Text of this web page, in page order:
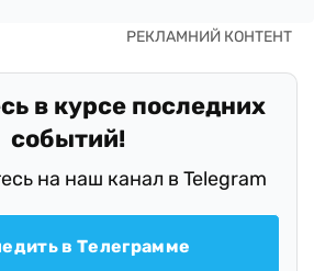
в курсе последних
событий!
на наш канал в Telegram
в Телеграмме